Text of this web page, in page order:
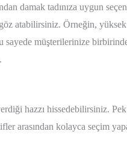
damak tadınıza uygun
atabilirsiniz. Örneğin,
sayede müşterilerinize
hazzı hissedebilirsiniz.
arasından kolayca seçim